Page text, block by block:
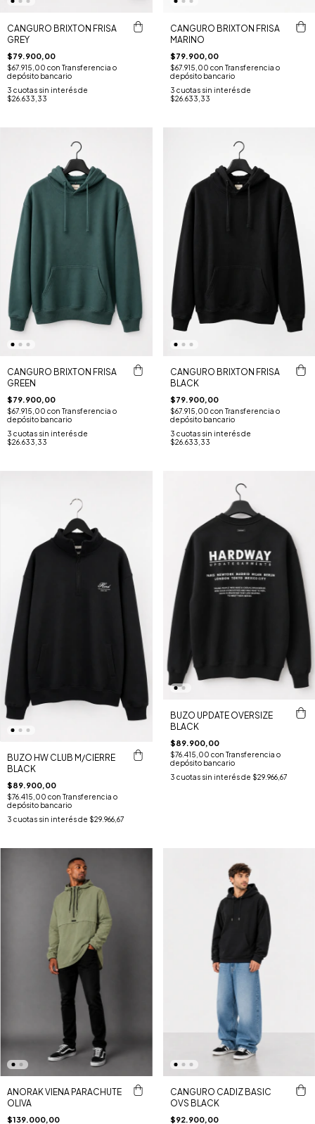
CANGURO BRIXTON FRISA
GREY
$79.900,00
$67.915,00 con Transferencia o
depósito bancario
3 cuotas sin interés de
$26.633,33
CANGURO BRIXTON FRISA
MARINO
$79.900,00
$67.915,00 con Transferencia o
depósito bancario
3 cuotas sin interés de
$26.633,33
CANGURO BRIXTON FRISA
GREEN
$79.900,00
$67.915,00 con Transferencia o
depósito bancario
3 cuotas sin interés de
$26.633,33
CANGURO BRIXTON FRISA
BLACK
$79.900,00
$67.915,00 con Transferencia o
depósito bancario
3 cuotas sin interés de
$26.633,33
BUZO HW CLUB M/CIERRE
BLACK
$89.900,00
$76.415,00 con Transferencia o
depósito bancario
3 cuotas sin interés de $29.966,67
BUZO UPDATE OVERSIZE
BLACK
$89.900,00
$76.415,00 con Transferencia o
depósito bancario
3 cuotas sin interés de $29.966,67
ANORAK VIENA PARACHUTE
OLIVA
$139.000,00
CANGURO CADIZ BASIC
OVS BLACK
$92.900,00